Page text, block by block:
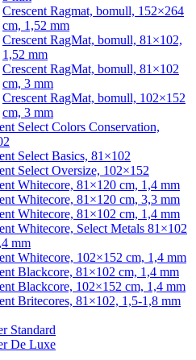
Crescent Ragmat, bomull, 152×264
cm, 1,52 mm
Crescent RagMat, bomull, 81×102,
1,52 mm
Crescent RagMat, bomull, 81×102
cm, 3 mm
Crescent RagMat, bomull, 102×152
cm, 3 mm
Select Colors Conservation,
Select Basics, 81×102
Select Oversize, 102×152
Whitecore, 81×120 cm, 1,4 mm
Whitecore, 81×120 cm, 3,3 mm
Whitecore, 81×102 cm, 1,4 mm
Whitecore, Select Metals 81×102
mm
Whitecore, 102×152 cm, 1,4 mm
Blackcore, 81×102 cm, 1,4 mm
Blackcore, 102×152 cm, 1,4 mm
Britecores, 81×102, 1,5-1,8 mm
Standard
De Luxe